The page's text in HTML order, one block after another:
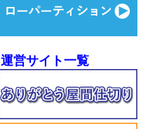
運営サイト一覧